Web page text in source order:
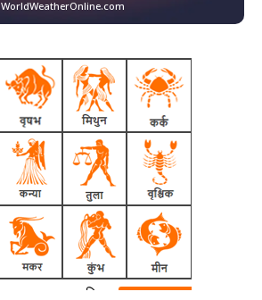
WorldWeatherOnline.com